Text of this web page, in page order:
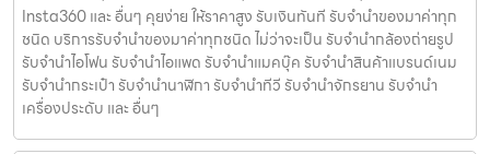
Insta360 และ อื่นๆ คุยง่าย ให้ราคาสูง รับเงินทันที รับจำนำของมาค่าทุก
ชนิด บริการรับจำนำของมาค่าทุกชนิด ไม่ว่าจะเป็น รับจํานํากล้องถ่ายรูป
รับจํานําไอโฟน รับจํานําไอแพด รับจํานําแมคบุ๊ค รับจํานําสินค้าแบรนด์เนม
รับจํานํากระเป๋า รับจํานํานาฬิกา รับจํานําทีวี รับจํานําจักรยาน รับจํานํา
เครื่องประดับ และ อื่นๆ